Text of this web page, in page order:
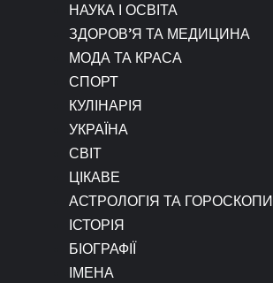
НАУКА І ОСВІТА
ЗДОРОВ’Я ТА МЕДИЦИНА
МОДА ТА КРАСА
СПОРТ
КУЛІНАРІЯ
УКРАЇНА
СВІТ
ЦІКАВЕ
АСТРОЛОГІЯ ТА ГОРОСКОПИ
ІСТОРІЯ
БІОГРАФІЇ
ІМЕНА